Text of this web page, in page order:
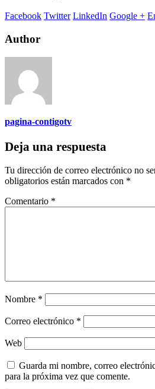
Facebook Twitter LinkedIn Google +
Author
pagina-contigotv
Deja una respuesta
Tu dirección de correo electrónico no
obligatorios están marcados con *
Comentario *
Nombre *
Correo electrónico *
Web
Guarda mi nombre, correo
para la próxima vez que comente.